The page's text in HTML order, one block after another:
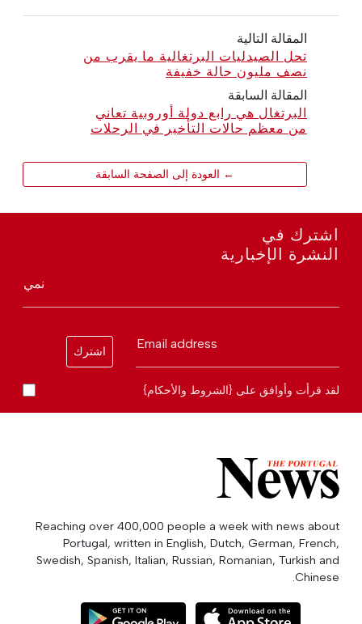
المقالة التالية
تحل الصيدليات البرتغالية ما يقرب من
نصف مليون حالة خفيفة
المقالة السابقة
البرتغال هي رابع دولة أوروبية تعاني
من معظم حالات التأخير في الرحلات
← العودة إلى الصفحة السابقة
اشترك في
النشرة الإخبارية
نمي
Email address
اشترك
لقد قرأت وأوافق على {الشروط والأحكام}
Reaching over 400,000 people a week with news about
Portugal, written in English, Dutch, German, French,
Swedish, Spanish, Italian, Russian, Romanian, Turkish and
Chinese.